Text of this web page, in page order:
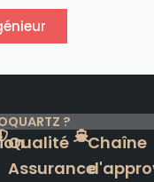
?
Qualité
Assurance
Chaîne